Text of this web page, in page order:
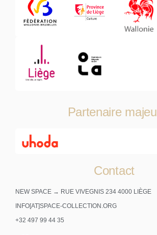
Partenaire
Contact
NEW SPACE → RUE VIVEGNIS 234 4000 LIÈGE
INFO[AT]SPACE-COLLECTION.ORG
+32 497 99 44 35